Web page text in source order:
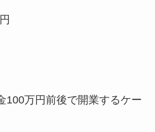
100万円前後で開業するケー